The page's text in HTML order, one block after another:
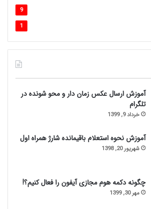
9
1
آموزش ارسال عکس زمان دار و محو شونده در
تلگرام
خرداد 9, 1399
آموزش نحوه استعلام باقیمانده شارژ همراه اول
شهریور 20, 1398
چگونه دکمه هوم مجازی آیفون را فعال کنیم؟!
مهر 30, 1399